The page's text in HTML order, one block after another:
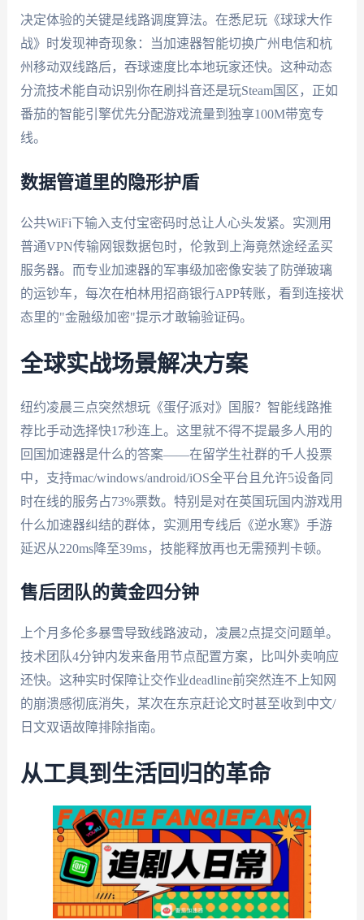
决定体验的关键是线路调度算法。在悉尼玩《球球大作
战》时发现神奇现象：当加速器智能切换广州电信和杭
州移动双线路后，吞球速度比本地玩家还快。这种动态
分流技术能自动识别你在刷抖音还是玩Steam国区，正如
番茄的智能引擎优先分配游戏流量到独享100M带宽专
线。
数据管道里的隐形护盾
公共WiFi下输入支付宝密码时总让人心头发紧。实测用
普通VPN传输网银数据包时，伦敦到上海竟然途经孟买
服务器。而专业加速器的军事级加密像安装了防弹玻璃
的运钞车，每次在柏林用招商银行APP转账，看到连接状
态里的"金融级加密"提示才敢输验证码。
全球实战场景解决方案
纽约凌晨三点突然想玩《蛋仔派对》国服？智能线路推
荐比手动选择快17秒连上。这里就不得不提最多人用的
回国加速器是什么的答案——在留学生社群的千人投票
中，支持mac/windows/android/iOS全平台且允许5设备同
时在线的服务占73%票数。特别是对在英国玩国内游戏用
什么加速器纠结的群体，实测用专线后《逆水寒》手游
延迟从220ms降至39ms，技能释放再也无需预判卡顿。
售后团队的黄金四分钟
上个月多伦多暴雪导致线路波动，凌晨2点提交问题单。
技术团队4分钟内发来备用节点配置方案，比叫外卖响应
还快。这种实时保障让交作业deadline前突然连不上知网
的崩溃感彻底消失，某次在东京赶论文时甚至收到中文/
日文双语故障排除指南。
从工具到生活回归的革命